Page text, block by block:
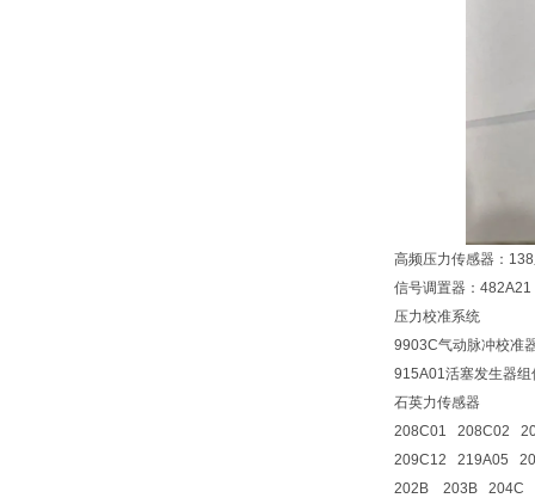
高频压力传感器：
信号调置器：
压力校准系统
9903C气动脉冲校准
915A01活塞发生器
石英力传感器
208C01 208C02
209C12 219A05
202B 203B 204C